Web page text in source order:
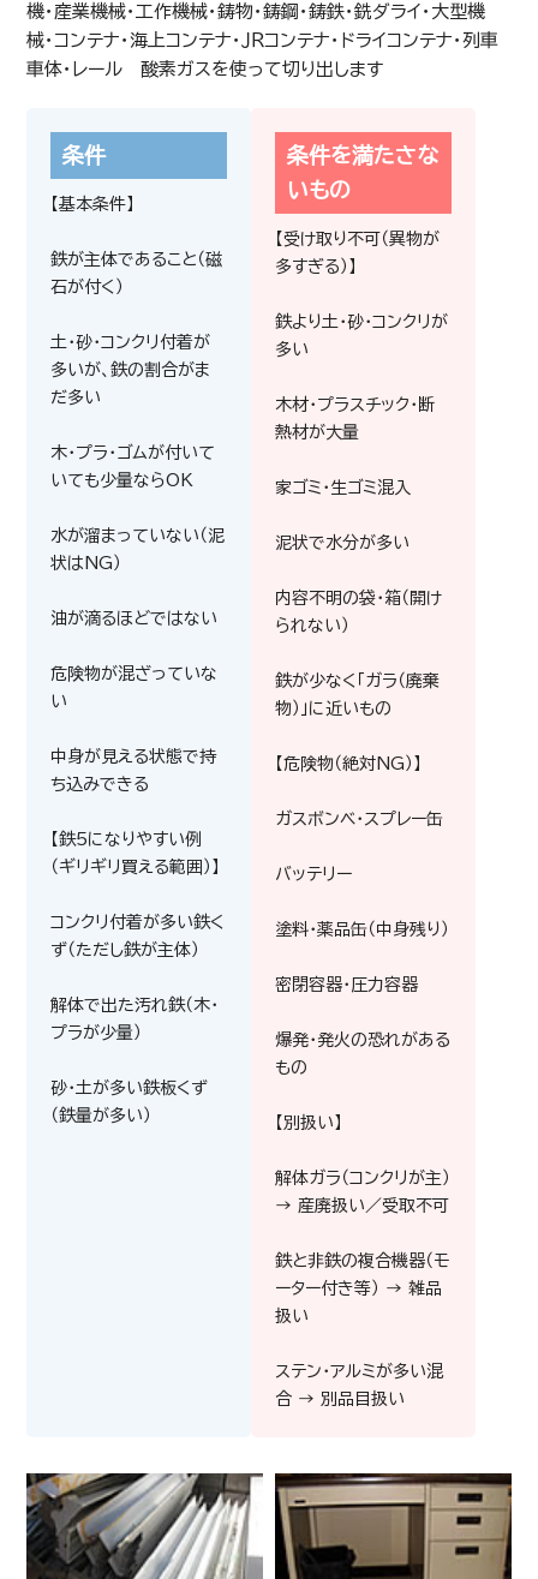
業務用エアコン内機
機・産業機械・工作機械・鋳物・鋳鋼・鋳鉄・銑ダライ・大型機
械・コンテナ・海上コンテナ・ＪＲコンテナ・ドライコンテナ・列車
車体・レール 酸素ガスを使って切り出します
条件
【基本条件】
鉄が主体であること（磁
石が付く）
土・砂・コンクリ付着が
多いが、鉄の割合がま
だ多い
木・プラ・ゴムが付いて
いても少量ならOK
水が溜まっていない（泥
状はNG）
油が滴るほどではない
危険物が混ざっていな
い
中身が見える状態で持
ち込みできる
【鉄5になりやすい例
（ギリギリ買える範囲）】
コンクリ付着が多い鉄く
ず（ただし鉄が主体）
解体で出た汚れ鉄（木・
プラが少量）
砂・土が多い鉄板くず
（鉄量が多い）
条件を満たさな
いもの
【受け取り不可（異物が
多すぎる）】
鉄より土・砂・コンクリが
多い
木材・プラスチック・断
熱材が大量
家ゴミ・生ゴミ混入
泥状で水分が多い
内容不明の袋・箱（開け
られない）
鉄が少なく「ガラ（廃棄
物）」に近いもの
【危険物（絶対NG）】
ガスボンベ・スプレー缶
バッテリー
塗料・薬品缶（中身残り）
密閉容器・圧力容器
爆発・発火の恐れがある
もの
【別扱い】
解体ガラ（コンクリが主）
→ 産廃扱い／受取不可
鉄と非鉄の複合機器（モ
ーター付き等） → 雑品
扱い
ステン・アルミが多い混
合 → 別品目扱い